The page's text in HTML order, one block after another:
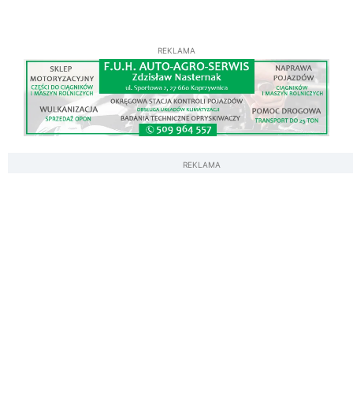
REKLAMA
REKLAMA